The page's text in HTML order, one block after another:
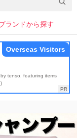
ランドから探す
tenso, featuring items
Overseas Visitors